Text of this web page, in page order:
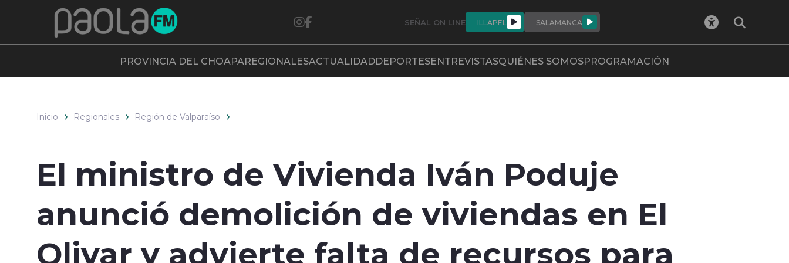
SEÑAL ON LINE ILLAPEL SALAMANCA
PROVINCIA DEL CHOAPAREGIONALESACTUALIDADDEPORTESENTREVISTASQUIÉNES SOMOSPROGRAMACIÓN
Inicio Regionales Región de Valparaíso
El ministro de Vivienda Iván Poduje
anunció demolición de viviendas en El
Olivar y advierte falta de recursos para